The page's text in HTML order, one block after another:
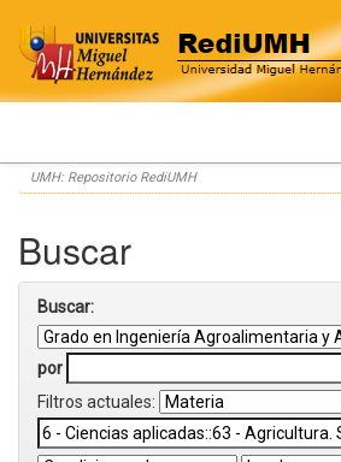
Skip
navigation
UMH: Repositorio RediUMH
Buscar
Buscar:
por
Filtros actuales: